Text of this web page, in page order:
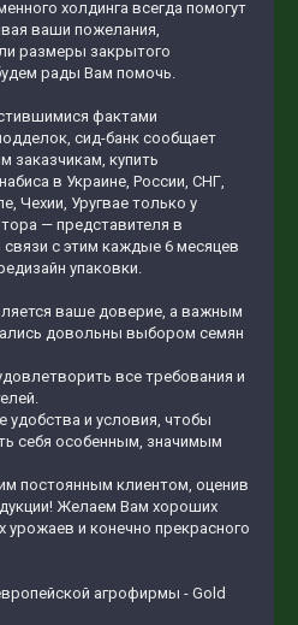
холдинга всегда помогут
ваши пожелания,
размеры закрытого
рады Вам помочь.
фактами
сид-банк сообщает
заказчикам, купить
в Украине, России, СНГ,
Чехии, Уругвае только у
— представителя в
связи с этим каждые 6 месяцев
упаковки.
ваше доверие, а важным
довольны выбором семян
все требования и
и условия, чтобы
себя особенным, значимым
постоянным клиентом, оценив
Желаем Вам хороших
урожаев и конечно прекрасного
агрофирмы - Gold